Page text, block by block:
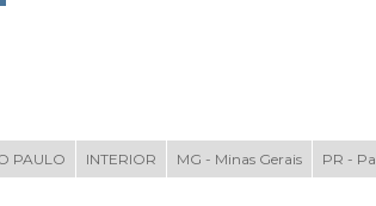
PAULO INTERIOR MG - Minas Gerais PR -